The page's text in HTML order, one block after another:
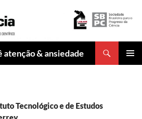
atenção & ansiedade
Tecnológico e de Estudos